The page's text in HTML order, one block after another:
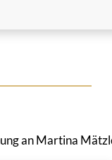
an Martina